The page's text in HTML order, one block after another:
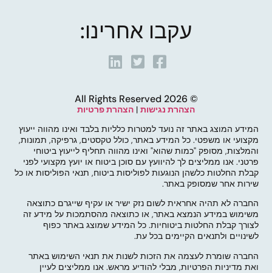
עקבו אחרינו:
© 2026 All Rights Reserved
הצהרת נגישות | הצהרת פרטיות
המידע המוצג באתר זה נועד למטרות כלליות בלבד ואינו מהווה ייעוץ
מקצועי או משפטי. כל המידע באתר, כולל טקסטים, גרפיקה, תמונות,
והמלצות, מסופק "כמות שהוא" ואינו מהווה תחליף לייעוץ ביטוחי
פרטני. אנו ממליצים לך להיוועץ עם סוכן ביטוח או יועץ מקצועי לפני
קבלת החלטות כלשהן הנוגעות לפוליסות ביטוח, תנאי הפוליסות או כל
שירות אחר שמסופק באתר.
החברה לא תהיה אחראית לשום נזק ישיר או עקיף שייגרם כתוצאה
משימוש במידע הנמצא באתר, או כתוצאה מהסתמכות על מידע זה
לצורך קבלת החלטות ביטוחיות. כל המידע שמוצג באתר כפוף
לשינויים ולתנאים הקיימים בכל עת.
החברה שומרת לעצמה את הזכות לשנות את תנאי השימוש באתר
ואת מדיניות הפרטיות, מבלי להודיע מראש. אנו ממליצים לעיין